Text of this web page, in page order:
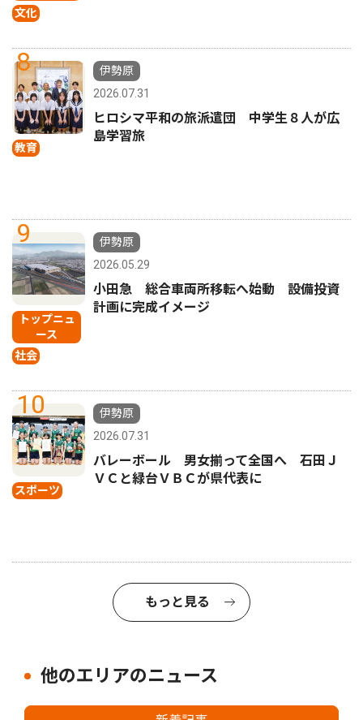
文化
8
教育
伊勢原
2026.07.31
ヒロシマ平和の旅派遣団 中学生８人が広
島学習旅
9
トップニュ
ース
社会
伊勢原
2026.05.29
小田急 総合車両所移転へ始動 設備投資
計画に完成イメージ
10
スポーツ
伊勢原
2026.07.31
バレーボール 男女揃って全国へ 石田Ｊ
ＶＣと緑台ＶＢＣが県代表に
もっと見る
他のエリアのニュース